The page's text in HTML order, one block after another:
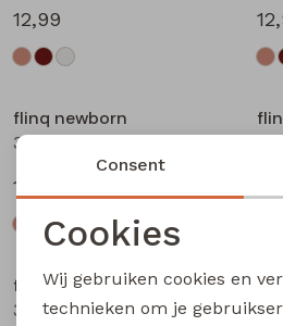
12,99
flinq newborn
3312401 W20308 baby jongens sweater Roest
12,99
flinq newborn
3312402 W20309 baby jongens sweater Marine
Noodzakelijke cookies
Consent
Cookies
Wij gebruiken cookies en
technieken om je